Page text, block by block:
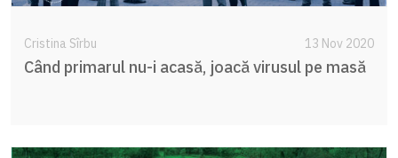
Cristina Sîrbu 13 Nov 2020
Când primarul nu-i acasă, joacă virusul pe masă